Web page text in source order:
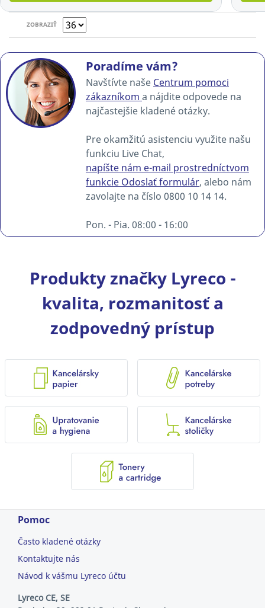
ZOBRAZIŤ
Poradíme vám?
Navštívte naše Centrum pomoci
zákazníkom a nájdite odpovede na
najčastejšie kladené otázky.
Pre okamžitú asistenciu využite našu
funkciu Live Chat,
napíšte nám e-mail prostredníctvom
funkcie Odoslať formulár, alebo nám
zavolajte na číslo 0800 10 14 14.
Pon. - Pia. 08:00 - 16:00
Produkty značky Lyreco -
kvalita, rozmanitosť a
zodpovedný prístup
Pomoc
Často kladené otázky
Kontaktujte nás
Návod k vášmu Lyreco účtu
Lyreco CE, SE